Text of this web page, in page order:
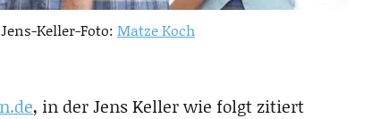
Keller-Foto: Matze Koch
, in der Jens Keller wie folgt zitiert